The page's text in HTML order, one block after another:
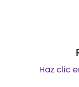
Haz clic